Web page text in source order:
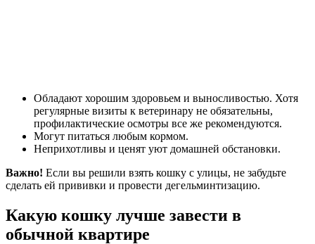
Обладают хорошим здоровьем и выносливостью. Хотя
регулярные визиты к ветеринару не обязательны,
профилактические осмотры все же рекомендуются.
Могут питаться любым кормом.
Неприхотливы и ценят уют домашней обстановки.
Важно! Если вы решили взять кошку с улицы, не забудьте
сделать ей прививки и провести дегельминтизацию.
Какую кошку лучше завести в
обычной квартире